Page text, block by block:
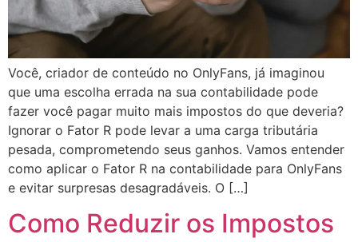
Você, criador de conteúdo no OnlyFans, já imaginou
que uma escolha errada na sua contabilidade pode
fazer você pagar muito mais impostos do que deveria?
Ignorar o Fator R pode levar a uma carga tributária
pesada, comprometendo seus ganhos. Vamos entender
como aplicar o Fator R na contabilidade para OnlyFans
e evitar surpresas desagradáveis. O […]
Como Reduzir os Impostos